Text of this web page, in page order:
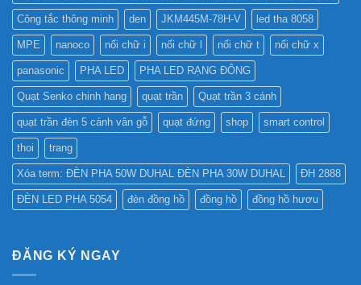
Công tắc thông minh den JKM445M-78H-V led tha 8058
MPE nanoco nối chữ i nối chữ l nối chữ t nối chữ x
panasonic PHA LED PHA LED RẠNG ĐÔNG
Quạt Senko chinh hang quạt trần Quạt trần 3 cánh
quạt trần đèn 5 cánh vân gỗ quạt đứng shop smart control
thoi trang
Xóa term: ĐÈN PHA 50W DUHAL ĐÈN PHA 30W DUHAL ĐH 2888
ĐÈN LED PHA 5054 đèn đồng hồ đồng hồ đồng hồ hươu
ĐĂNG KÝ NGAY